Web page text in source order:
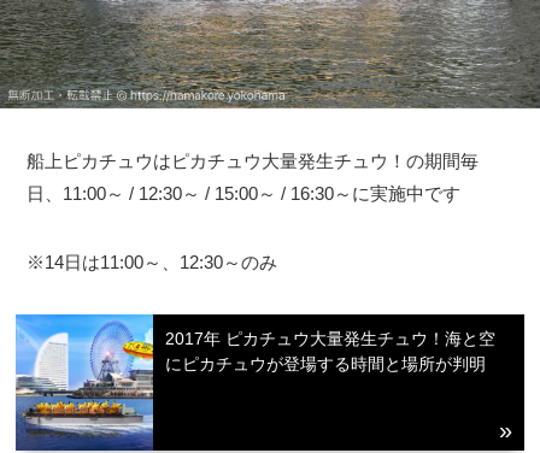
船上ピカチュウはピカチュウ大量発生チュウ！の期間毎
日、11:00～ / 12:30～ / 15:00～ / 16:30～に実施中です
※14日は11:00～、12:30～のみ
2017年 ピカチュウ大量発生チュウ！海と空
にピカチュウが登場する時間と場所が判明